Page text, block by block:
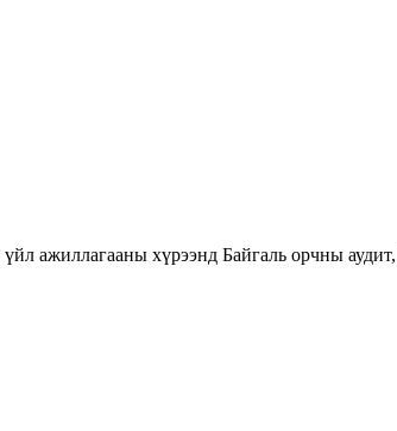
хүрээнд Байгаль орчны аудит,